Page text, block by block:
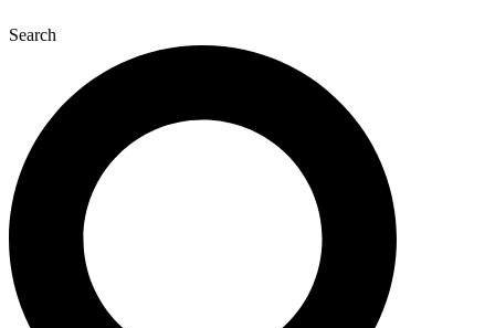
Search